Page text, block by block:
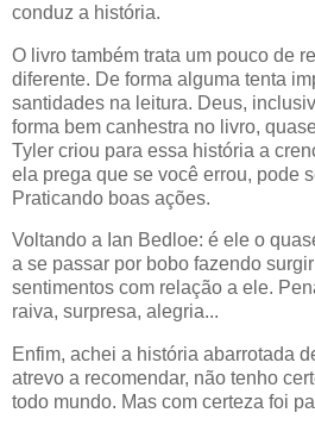
conduz a história.
O livro também trata um pouco de
diferente. De forma alguma tenta
santidades na leitura. Deus,
forma bem canhestra no livro,
Tyler criou para essa história a
ela prega que se você errou, pode
Praticando boas ações.
Voltando a Ian Bedloe: é ele o
a se passar por bobo fazendo
sentimentos com relação a ele.
raiva, surpresa, alegria...
Enfim, achei a história abarrotada
atrevo a recomendar, não tenho
todo mundo. Mas com certeza foi